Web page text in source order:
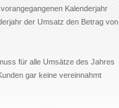
Kalenderjahr
der Umsatz den Betrag von
für alle Umsätze des Jahres
gar keine vereinnahmt